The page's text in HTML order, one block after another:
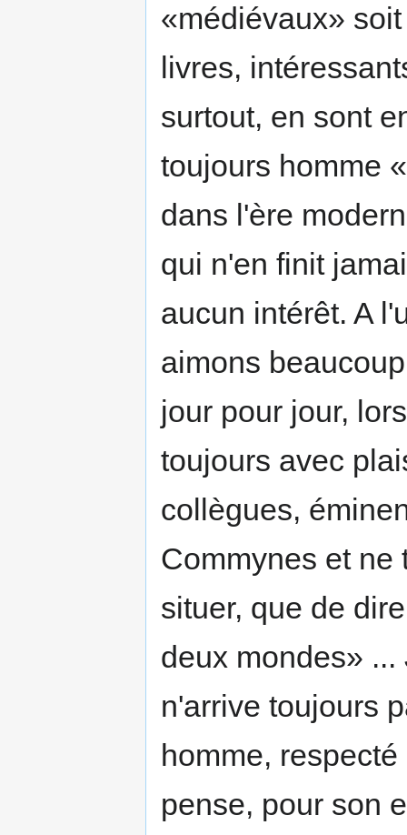
«médiévaux»
livres,
surtout, en sont
toujours homme
dans l'ère
qui n'en finit
aucun intérêt. A
aimons
jour pour jour,
toujours avec
collègues,
Commynes et ne
situer, que de
deux mondes»
n'arrive toujours
homme,
pense, pour son